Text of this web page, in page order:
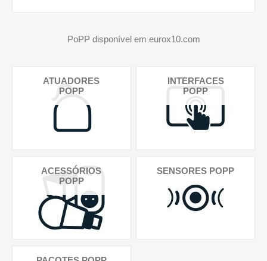
PoPP disponível em eurox10.com
ATUADORES
POPP
INTERFACES
POPP
ACESSÓRIOS
POPP
SENSORES POPP